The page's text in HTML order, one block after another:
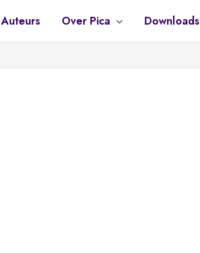
Auteurs Over Pica Downloads